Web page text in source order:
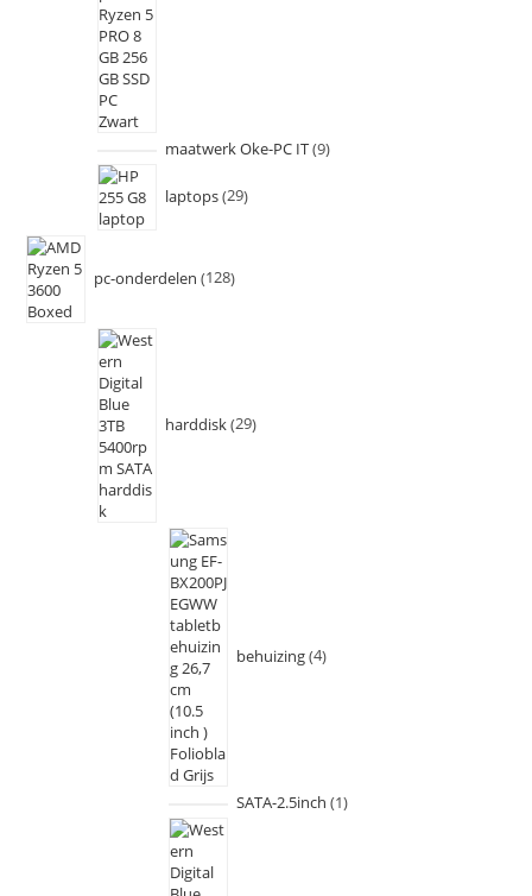
maatwerk Oke-PC IT 9
laptops 29
pc-onderdelen 128
harddisk 29
behuizing 4
SATA-2.5inch 1